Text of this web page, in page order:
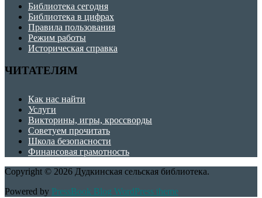
Библиотека сегодня
Библиотека в цифрах
Правила пользования
Режим работы
Историческая справка
ЧИТАТЕЛЯМ
Как нас найти
Услуги
Викторины, игры, кроссворды
Советуем прочитать
Школа безопасности
Финансовая грамотность
Copyright © 2026 Дудкинская сельская библиотека.
Powered by PressBook Blog WordPress theme